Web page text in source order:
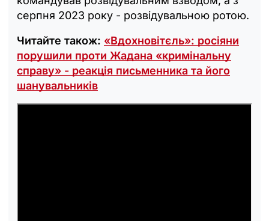
серпня 2023 року - розвідувальною ротою.
Читайте також: «Вдохновітєль»: росіяни
порушили проти Жадана «кримінальну
справу» - реакція письменника та його
шанувальників